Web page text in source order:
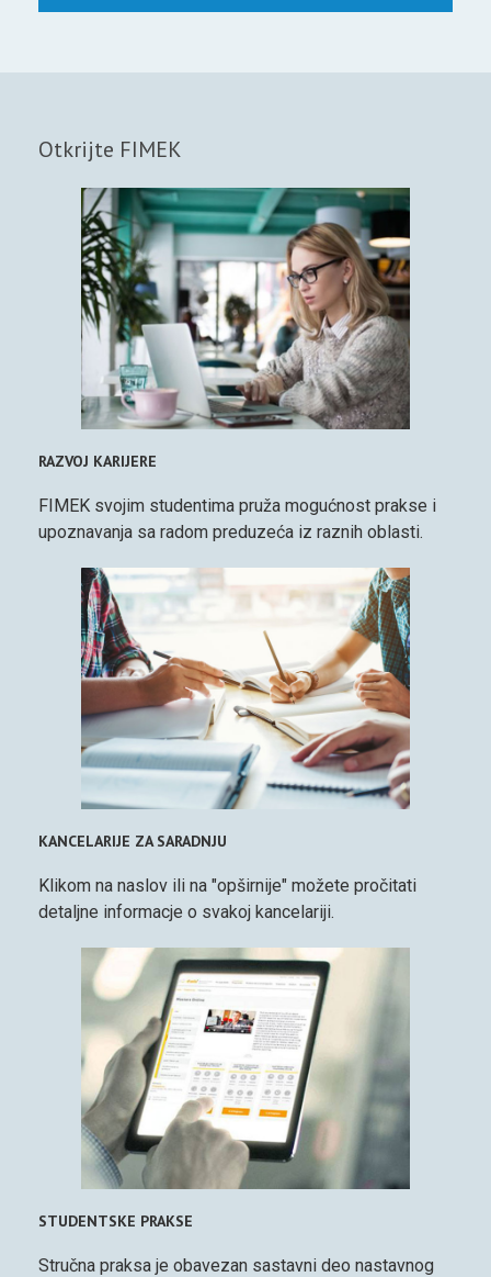
Otkrijte FIMEK
RAZVOJ KARIJERE
FIMEK svojim studentima pruža mogućnost prakse i
upoznavanja sa radom preduzeća iz raznih oblasti.
KANCELARIJE ZA SARADNJU
Klikom na naslov ili na "opširnije" možete pročitati
detaljne informacje o svakoj kancelariji.
STUDENTSKE PRAKSE
Stručna praksa je obavezan sastavni deo nastavnog